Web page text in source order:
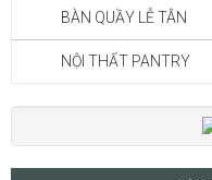
BÀN QUẦY LỄ TÂN
NỘI THẤT PANTRY